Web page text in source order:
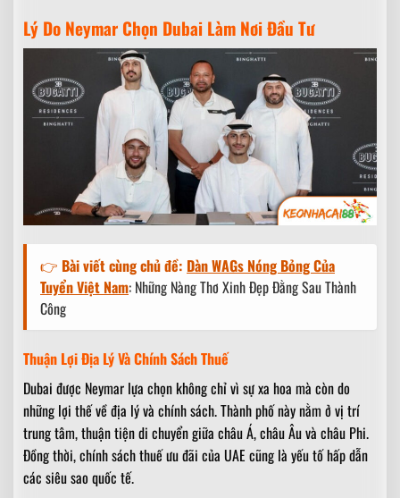
Lý Do Neymar Chọn Dubai Làm Nơi Đầu Tư
👉 Bài viết cùng chủ đề: Dàn WAGs Nóng Bỏng Của
Tuyển Việt Nam: Những Nàng Thơ Xinh Đẹp Đằng Sau Thành
Công
Thuận Lợi Địa Lý Và Chính Sách Thuế
Dubai được Neymar lựa chọn không chỉ vì sự xa hoa mà còn do
những lợi thế về địa lý và chính sách. Thành phố này nằm ở vị trí
trung tâm, thuận tiện di chuyển giữa châu Á, châu Âu và châu Phi.
Đồng thời, chính sách thuế ưu đãi của UAE cũng là yếu tố hấp dẫn
các siêu sao quốc tế.